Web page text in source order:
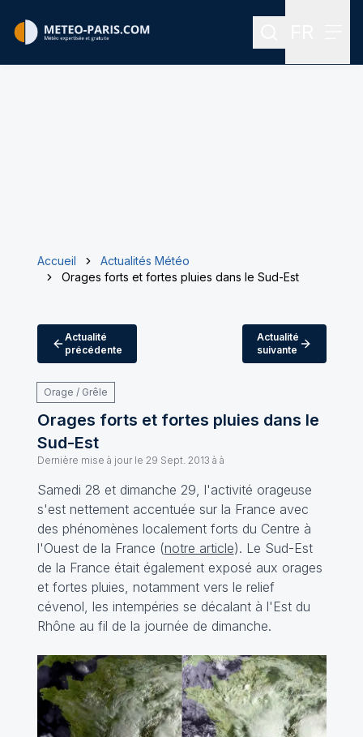
Rechercher
Accueil
Actualités Météo
Orages forts et fortes pluies dans le Sud-Est
Actualité
précédente
Actualité
suivante
Orage / Grêle
Orages forts et fortes pluies dans le
Sud-Est
Dernière mise à jour le 29 Sept. 2013 à à
Samedi 28 et dimanche 29, l'activité orageuse
s'est nettement accentuée sur la France avec
des phénomènes localement forts du Centre à
l'Ouest de la France (notre article). Le Sud-Est
de la France était également exposé aux orages
et fortes pluies, notamment vers le relief
cévenol, les intempéries se décalant à l'Est du
Rhône au fil de la journée de dimanche.